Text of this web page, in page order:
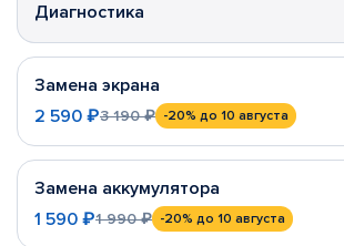
Диагностика
Замена экрана
2 590 ₽3 190 ₽ -20% до 10 августа
Замена аккумулятора
1 590 ₽1 990 ₽ -20% до 10 августа